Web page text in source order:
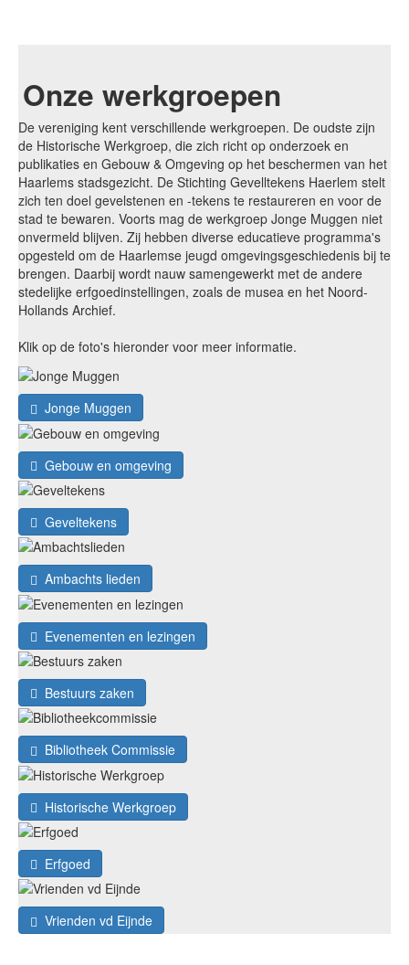
Onze werkgroepen
De vereniging kent verschillende werkgroepen. De oudste zijn
de Historische Werkgroep, die zich richt op onderzoek en
publikaties en Gebouw & Omgeving op het beschermen van het
Haarlems stadsgezicht. De Stichting Gevelltekens Haerlem stelt
zich ten doel gevelstenen en -tekens te restaureren en voor de
stad te bewaren. Voorts mag de werkgroep Jonge Muggen niet
onvermeld blijven. Zij hebben diverse educatieve programma's
opgesteld om de Haarlemse jeugd omgevingsgeschiedenis bij te
brengen. Daarbij wordt nauw samengewerkt met de andere
stedelijke erfgoedinstellingen, zoals de musea en het Noord-
Hollands Archief.
Klik op de foto's hieronder voor meer informatie.
Jonge Muggen
Gebouw en omgeving
Geveltekens
Ambachts lieden
Evenementen en lezingen
Bestuurs zaken
Bibliotheek Commissie
Historische Werkgroep
Erfgoed
Vrienden vd Eijnde